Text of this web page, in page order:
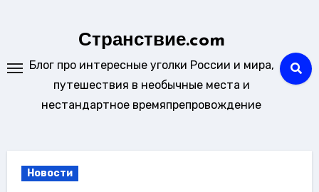
Странствие.com
Блог про интересные уголки России и мира,
путешествия в необычные места и
нестандартное времяпрепровождение
Новости